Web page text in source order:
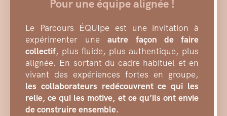
Pour une équipe alignée !
Le Parcours ÉQUIpe est une invitation à
expérimenter uneautre façon de faire
collectif, plus fluide, plus authentique, plus
alignée. En sortant du cadre habituel et en
vivant des expériences fortes en groupe,
les collaborateurs redécouvrent ce qui les
relie, ce qui les motive, et ce qu’ils ont envie
de construire ensemble.